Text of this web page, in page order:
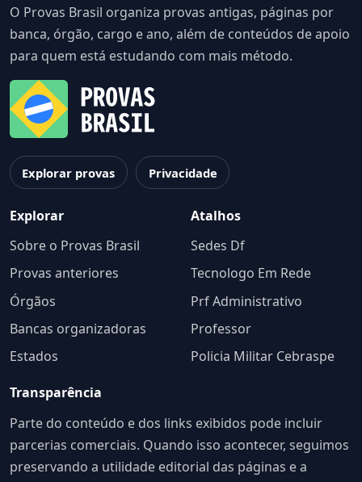
O Provas Brasil organiza provas antigas, páginas por
banca, órgão, cargo e ano, além de conteúdos de apoio
para quem está estudando com mais método.
Explorar provas Privacidade
Explorar
Sobre o Provas Brasil
Provas anteriores
Órgãos
Bancas organizadoras
Estados
Atalhos
Sedes Df
Tecnologo Em Rede
Prf Administrativo
Professor
Policia Militar Cebraspe
Transparência
Parte do conteúdo e dos links exibidos pode incluir
parcerias comerciais. Quando isso acontecer, seguimos
preservando a utilidade editorial das páginas e a